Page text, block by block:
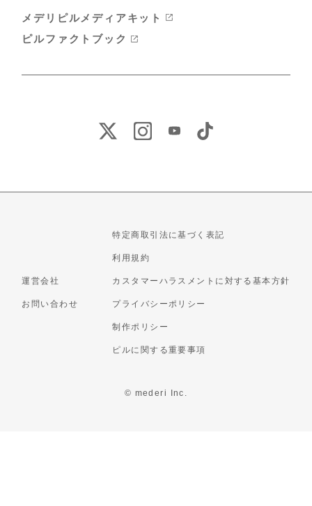
メデリピルメディアキット
ピルファクトブック
運営会社
お問い合わせ
特定商取引法に基づく表記
利用規約
カスタマーハラスメントに対する基本方針
プライバシーポリシー
制作ポリシー
ピルに関する重要事項
© mederi Inc.